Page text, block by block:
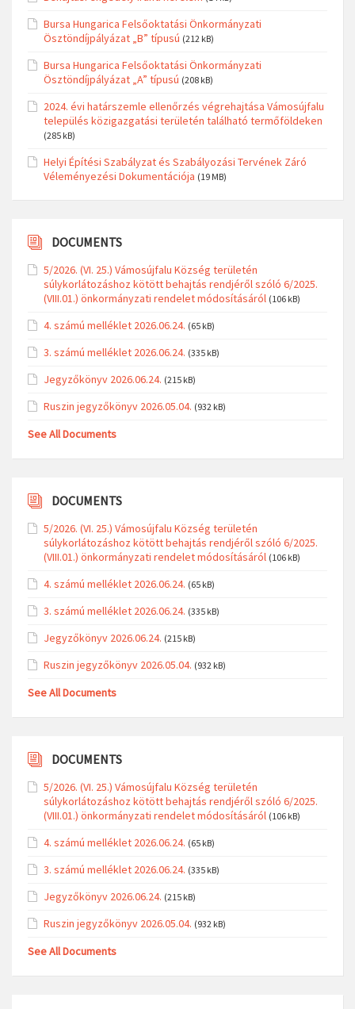
Bursa Hungarica Felsőoktatási Önkormányzati
Ösztöndíjpályázat „B” típusú (212 kB)
Bursa Hungarica Felsőoktatási Önkormányzati
Ösztöndíjpályázat „A” típusú (208 kB)
2024. évi határszemle ellenőrzés végrehajtása Vámosújfalu
település közigazgatási területén található termőföldeken
(285 kB)
Helyi Építési Szabályzat és Szabályozási Tervének Záró
Véleményezési Dokumentációja (19 MB)
DOCUMENTS
5/2026. (VI. 25.) Vámosújfalu Község területén
súlykorlátozáshoz kötött behajtás rendjéről szóló 6/2025.
(VIII.01.) önkormányzati rendelet módosításáról (106 kB)
4. számú melléklet 2026.06.24. (65 kB)
3. számú melléklet 2026.06.24. (335 kB)
Jegyzőkönyv 2026.06.24. (215 kB)
Ruszin jegyzőkönyv 2026.05.04. (932 kB)
See All Documents
DOCUMENTS
5/2026. (VI. 25.) Vámosújfalu Község területén
súlykorlátozáshoz kötött behajtás rendjéről szóló 6/2025.
(VIII.01.) önkormányzati rendelet módosításáról (106 kB)
4. számú melléklet 2026.06.24. (65 kB)
3. számú melléklet 2026.06.24. (335 kB)
Jegyzőkönyv 2026.06.24. (215 kB)
Ruszin jegyzőkönyv 2026.05.04. (932 kB)
See All Documents
DOCUMENTS
5/2026. (VI. 25.) Vámosújfalu Község területén
súlykorlátozáshoz kötött behajtás rendjéről szóló 6/2025.
(VIII.01.) önkormányzati rendelet módosításáról (106 kB)
4. számú melléklet 2026.06.24. (65 kB)
3. számú melléklet 2026.06.24. (335 kB)
Jegyzőkönyv 2026.06.24. (215 kB)
Ruszin jegyzőkönyv 2026.05.04. (932 kB)
See All Documents